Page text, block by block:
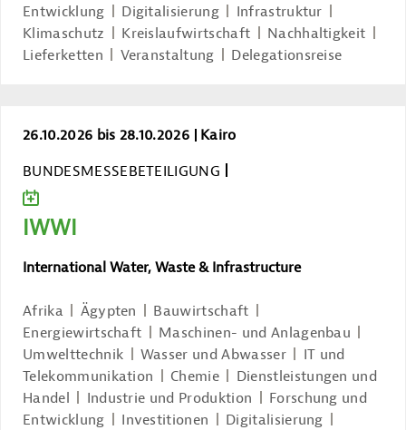
Entwicklung
Digitalisierung
Infrastruktur
Klimaschutz
Kreislaufwirtschaft
Nachhaltigkeit
Lieferketten
Veranstaltung Delegationsreise
IWWI
26.10.2026 bis 28.10.2026
Kairo
BUNDESMESSEBETEILIGUNG
ZUM KALENDER HINZUFÜGEN
IWWI
International Water, Waste & Infrastructure
Afrika Ägypten
Bauwirtschaft
Energiewirtschaft
Maschinen- und Anlagenbau
Umwelttechnik
Wasser und Abwasser
IT und
Telekommunikation
Chemie
Dienstleistungen und
Handel
Industrie und Produktion
Forschung und
Entwicklung
Investitionen
Digitalisierung